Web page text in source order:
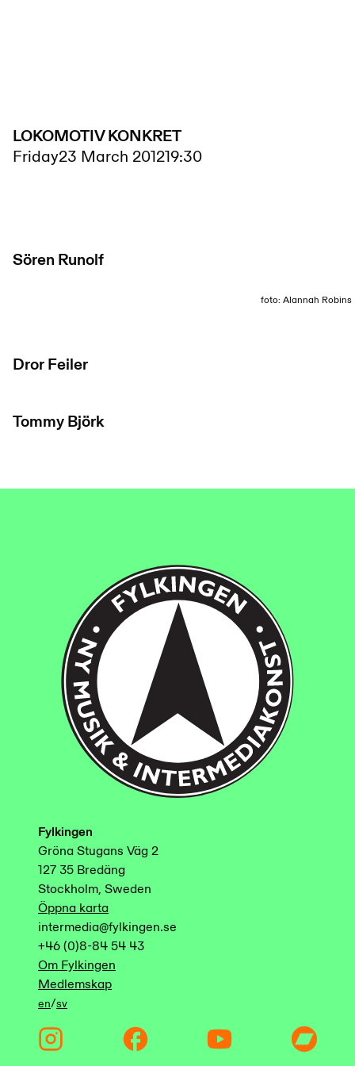
LOKOMOTIV KONKRET
Friday23 March 201219:30
Sören Runolf
foto: Alannah Robins
Dror Feiler
Tommy Björk
Fylkingen
Gröna Stugans Väg 2
127 35 Bredäng
Stockholm, Sweden
Öppna karta
intermedia@fylkingen.se
+46 (0)8-84 54 43
Om Fylkingen
Medlemskap
en/sv